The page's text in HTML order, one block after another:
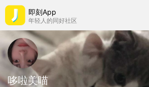
即刻App
年轻人的同好社区
哆啦美喵